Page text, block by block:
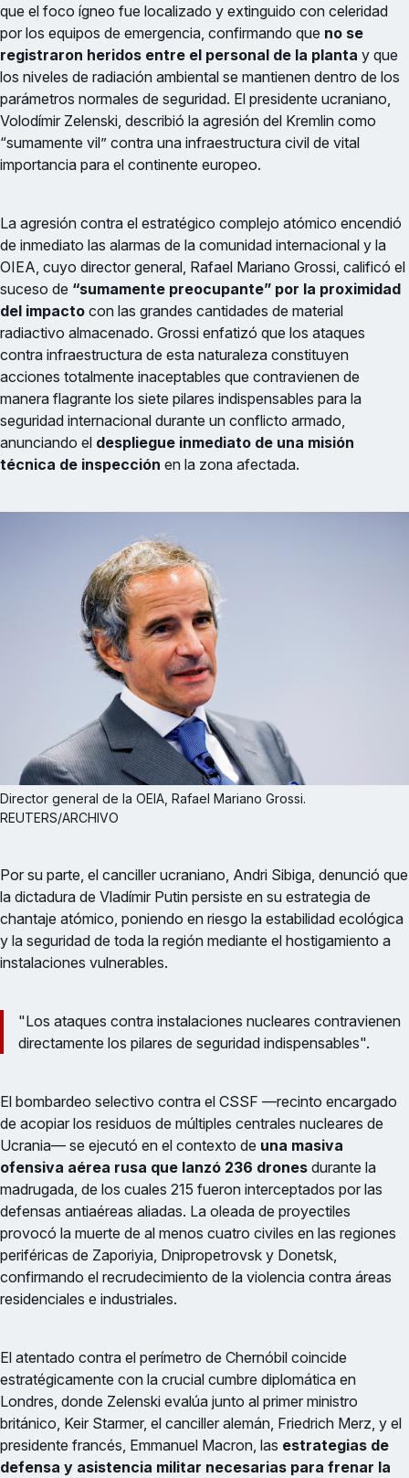
que el foco ígneo fue localizado y extinguido con celeridad
por los equipos de emergencia, confirmando que no se
registraron heridos entre el personal de la planta y que
los niveles de radiación ambiental se mantienen dentro de los
parámetros normales de seguridad. El presidente ucraniano,
Volodímir Zelenski, describió la agresión del Kremlin como
“sumamente vil” contra una infraestructura civil de vital
importancia para el continente europeo.
La agresión contra el estratégico complejo atómico encendió
de inmediato las alarmas de la comunidad internacional y la
OIEA, cuyo director general, Rafael Mariano Grossi, calificó el
suceso de “sumamente preocupante” por la proximidad
del impacto con las grandes cantidades de material
radiactivo almacenado. Grossi enfatizó que los ataques
contra infraestructura de esta naturaleza constituyen
acciones totalmente inaceptables que contravienen de
manera flagrante los siete pilares indispensables para la
seguridad internacional durante un conflicto armado,
anunciando el despliegue inmediato de una misión
técnica de inspección en la zona afectada.
Director general de la OEIA, Rafael Mariano Grossi.
REUTERS/ARCHIVO
Por su parte, el canciller ucraniano, Andri Sibiga, denunció que
la dictadura de Vladímir Putin persiste en su estrategia de
chantaje atómico, poniendo en riesgo la estabilidad ecológica
y la seguridad de toda la región mediante el hostigamiento a
instalaciones vulnerables.
"Los ataques contra instalaciones nucleares contravienen
directamente los pilares de seguridad indispensables".
El bombardeo selectivo contra el CSSF —recinto encargado
de acopiar los residuos de múltiples centrales nucleares de
Ucrania— se ejecutó en el contexto de una masiva
ofensiva aérea rusa que lanzó 236 drones durante la
madrugada, de los cuales 215 fueron interceptados por las
defensas antiaéreas aliadas. La oleada de proyectiles
provocó la muerte de al menos cuatro civiles en las regiones
periféricas de Zaporiyia, Dnipropetrovsk y Donetsk,
confirmando el recrudecimiento de la violencia contra áreas
residenciales e industriales.
El atentado contra el perímetro de Chernóbil coincide
estratégicamente con la crucial cumbre diplomática en
Londres, donde Zelenski evalúa junto al primer ministro
británico, Keir Starmer, el canciller alemán, Friedrich Merz, y el
presidente francés, Emmanuel Macron, las estrategias de
defensa y asistencia militar necesarias para frenar la